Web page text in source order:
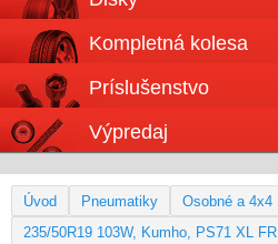
Kompletná kolesa
Príslušenstvo
Výpredaj
Úvod Pneumatiky Osobné a 4x4
235/50R19 103W, Kumho, PS71 XL FR